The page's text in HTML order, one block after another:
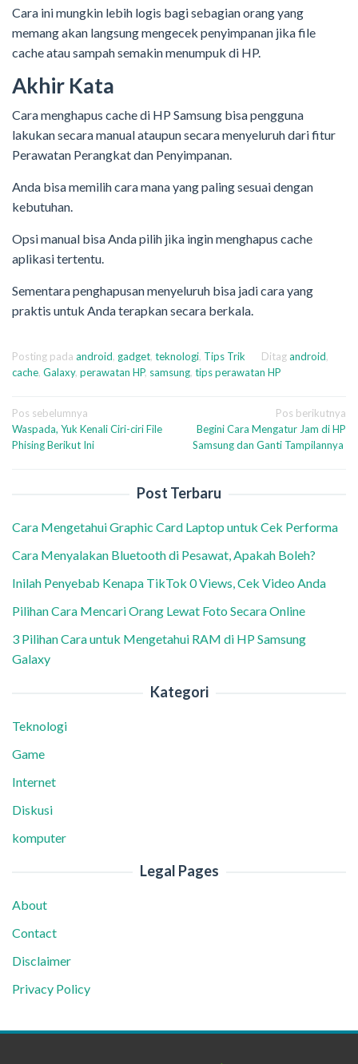
Cara ini mungkin lebih logis bagi sebagian orang yang
memang akan langsung mengecek penyimpanan jika file
cache atau sampah semakin menumpuk di HP.
Akhir Kata
Cara menghapus cache di HP Samsung bisa pengguna
lakukan secara manual ataupun secara menyeluruh dari fitur
Perawatan Perangkat dan Penyimpanan.
Anda bisa memilih cara mana yang paling sesuai dengan
kebutuhan.
Opsi manual bisa Anda pilih jika ingin menghapus cache
aplikasi tertentu.
Sementara penghapusan menyeluruh bisa jadi cara yang
praktis untuk Anda terapkan secara berkala.
Posting pada android, gadget, teknologi, Tips Trik Ditagandroid,
cache, Galaxy, perawatan HP, samsung, tips perawatan HP
Navigasi
pos
Pos sebelumnya
Waspada, Yuk Kenali Ciri-ciri File
Phising Berikut Ini
Pos berikutnya
Begini Cara Mengatur Jam di HP
Samsung dan Ganti Tampilannya
Post Terbaru
Cara Mengetahui Graphic Card Laptop untuk Cek Performa
Cara Menyalakan Bluetooth di Pesawat, Apakah Boleh?
Inilah Penyebab Kenapa TikTok 0 Views, Cek Video Anda
Pilihan Cara Mencari Orang Lewat Foto Secara Online
3 Pilihan Cara untuk Mengetahui RAM di HP Samsung
Galaxy
Kategori
Teknologi
Game
Internet
Diskusi
komputer
Legal Pages
About
Contact
Disclaimer
Privacy Policy